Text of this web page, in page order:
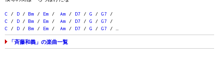
C / D / Bm / Em / Am / D7 / G / G7 /
C / D / Bm / Em / Am / D7 / G / G7 /
C / D / Bm / Em / Am / D7 / G / G7 / …
「斉藤和義」の楽曲一覧